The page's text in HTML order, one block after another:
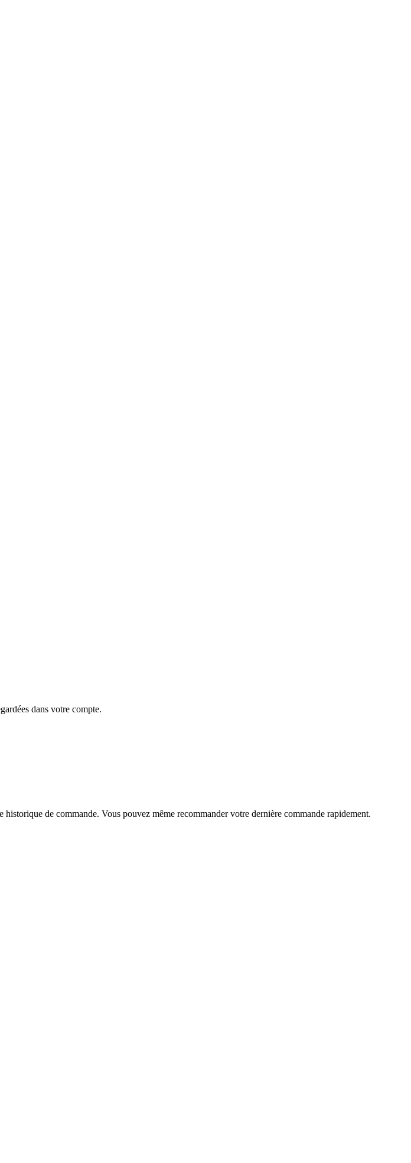
dans votre compte.
de commande. Vous pouvez même recommander votre dernière commande rapidement.